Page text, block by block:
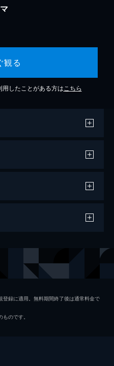
観る
したことがある方は こちら
小栗旬
録に適用。無料期間終了後は通常料金で
のです。